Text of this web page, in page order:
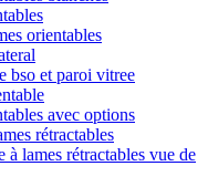
orientables
bso et paroi vitree
avec options
rétractables
lames rétractables vue de